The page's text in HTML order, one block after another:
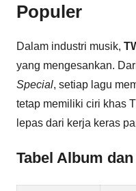
Populer
Dalam industri musik,
yang mengesankan.
Special, setiap lagu
tetap memiliki ciri khas
lepas dari kerja keras
Tabel Album